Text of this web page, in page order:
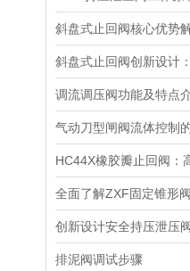
调流调压阀功能及特点
气动刀型闸阀流体控制
排泥阀调试步骤